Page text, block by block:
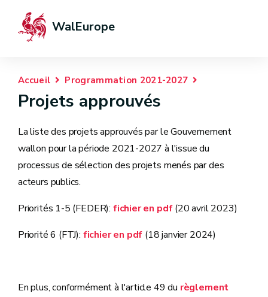
WalEurope
Accueil Programmation 2021-2027
Projets approuvés
La liste des projets approuvés par le Gouvernement
wallon pour la période 2021-2027 à l'issue du
processus de sélection des projets menés par des
acteurs publics.
Priorités 1-5 (FEDER): fichier en pdf(20 avril 2023)
Priorité 6 (FTJ): fichier en pdf (18 janvier 2024)
En plus, conformément à l'article 49 du règlement